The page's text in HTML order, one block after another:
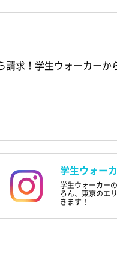
求！学生ウォーカーか
学生ウォー
学生ウォーカー
ろん、東京のエ
きます！